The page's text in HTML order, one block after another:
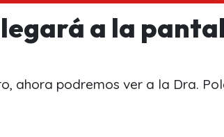
a la
ahora podremos ver a la Dra.